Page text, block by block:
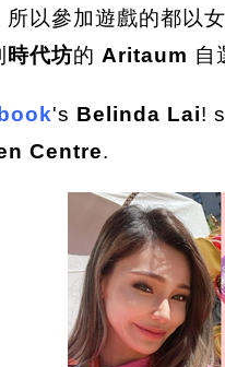
以參加遊戲的都以
時代坊的 Aritaum 自
's Belinda Lai!
Centre.